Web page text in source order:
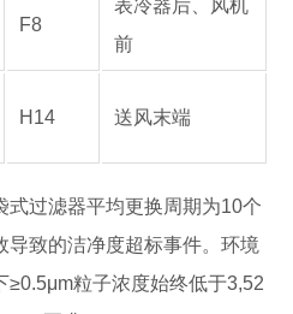
F8
表冷器后、风机
前
H14 送风末端
式过滤器平均更换周期为10个
导致的洁净度超标事件。环境
≥0.5μm粒子浓度始终低于3,52